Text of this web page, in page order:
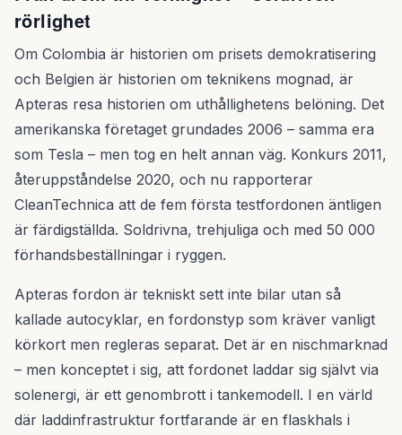
rörlighet
Om Colombia är historien om prisets demokratisering
och Belgien är historien om teknikens mognad, är
Apteras resa historien om uthållighetens belöning. Det
amerikanska företaget grundades 2006 – samma era
som Tesla – men tog en helt annan väg. Konkurs 2011,
återuppståndelse 2020, och nu rapporterar
CleanTechnica att de fem första testfordonen äntligen
är färdigställda. Soldrivna, trehjuliga och med 50 000
förhandsbeställningar i ryggen.
Apteras fordon är tekniskt sett inte bilar utan så
kallade autocyklar, en fordonstyp som kräver vanligt
körkort men regleras separat. Det är en nischmarknad
– men konceptet i sig, att fordonet laddar sig självt via
solenergi, är ett genombrott i tankemodell. I en värld
där laddinfrastruktur fortfarande är en flaskhals i